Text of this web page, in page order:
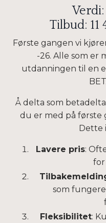
Tilbud: 11
Første gangen vi
-26. Alle som er
utdanningen til en
Å delta som
du er med på første
Dette
Lavere pris:
for
som
Fleksibilitet: